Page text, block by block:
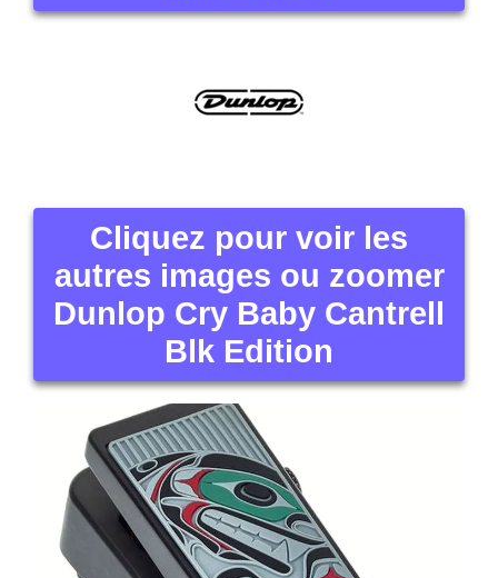
Cliquez pour voir les
autres images ou zoomer
Dunlop Cry Baby Cantrell
Blk Edition